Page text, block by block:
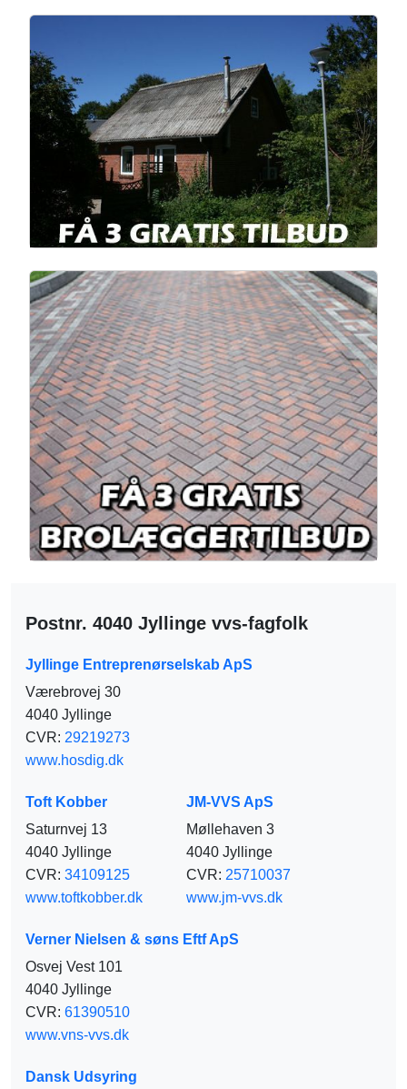
Postnr. 4040 Jyllinge vvs-fagfolk
Jyllinge Entreprenørselskab ApS
Værebrovej 30
4040 Jyllinge
CVR: 29219273
www.hosdig.dk
Toft Kobber
Saturnvej 13
4040 Jyllinge
CVR: 34109125
www.toftkobber.dk
JM-VVS ApS
Møllehaven 3
4040 Jyllinge
CVR: 25710037
www.jm-vvs.dk
Verner Nielsen & søns Eftf ApS
Osvej Vest 101
4040 Jyllinge
CVR: 61390510
www.vns-vvs.dk
Dansk Udsyring